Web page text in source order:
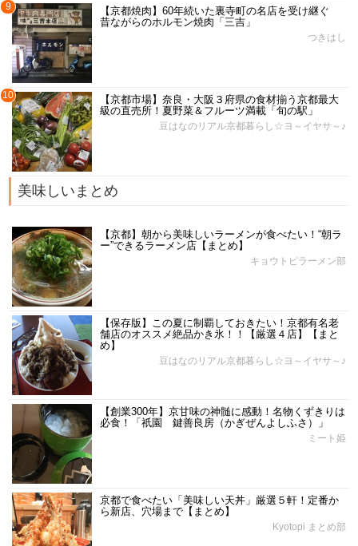
9
【京都焼肉】60年続いた裏寺町の名店を受け継ぐ
昔ながらのホルモン焼肉「三吉」
つきはし
10
【京都市場】奈良・大阪３府県の食材揃う京都最大
級の直売所！夏野菜＆フルーツ満載「旬の駅」
豆はなのリアル京都暮らし☆ヨ～イヤサ～♪
美味しいまとめ
【京都】朝から美味しいラーメンが食べたい！“朝ラ
ー”できるラーメン店【まとめ】
キョウトピラーメン部
【保存版】この夏に制覇しておきたい！京都有名老
舗店のオススメ絶品かき氷！！【厳選４店】【まと
め】
豆はなのリアル京都暮らし☆ヨ～イヤサ～♪
【創業300年】京甘味の神髄に感動！名物くずきりは
必食！「祇園 鍵善良房（かぎぜんよしふさ）」
ミート姫
京都で食べたい「美味しい天丼」厳選５軒！定番か
ら新店、穴場まで【まとめ】
Kyotopi まとめ部